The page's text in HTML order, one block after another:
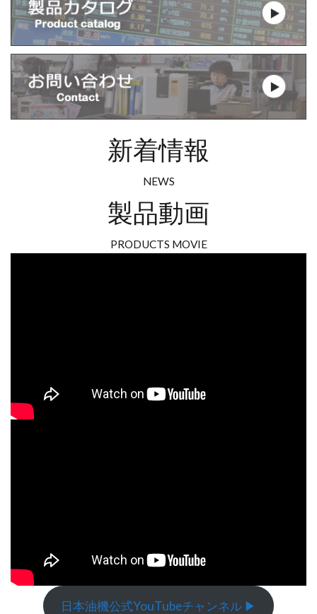
新着情報
NEWS
製品動画
PRODUCTS MOVIE
日本油機公式YouTubeチャンネル ▶︎